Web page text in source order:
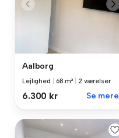
Aalborg
Lejlighed 68 m² 2 værelser
6.300 kr Se mere